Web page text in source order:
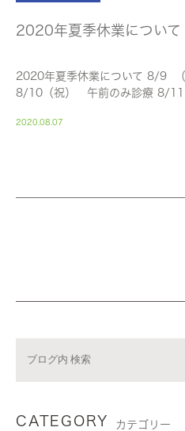
2020年夏季休業について
2020年夏季休業について 8/9
8/10（祝） 午前のみ診療 8/
2020.08.07
CATEGORY カテゴリー